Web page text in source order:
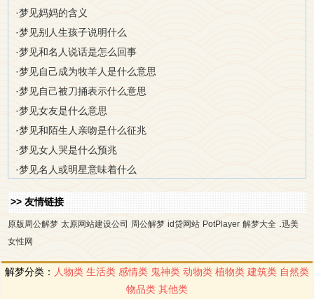
·梦见妈妈的含义
·梦见别人生孩子说明什么
·梦见和名人说话是怎么回事
·梦见自己成为牧羊人是什么意思
·梦见自己被刀捅表示什么意思
·梦见女友是什么意思
·梦见和陌生人亲吻是什么征兆
·梦见女人哭是什么预兆
·梦见名人或明星意味着什么
>> 友情链接
原版周公解梦 太原网站建设公司 周公解梦 id贷网站 PotPlayer 解梦大全 迅美
女性网
解梦分类： 人物类 生活类 感情类 鬼神类 动物类 植物类 建筑类 自然类
物品类 其他类